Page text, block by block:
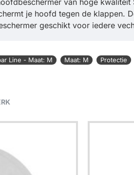
van hoge
je hoofd tegen de klappen.
geschikt voor iedere
Line - Maat: M Maat: M Protectie